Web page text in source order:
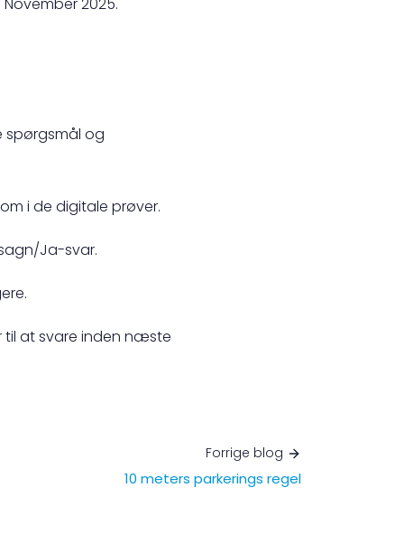
og
i de digitale prøver.
Ja-svar.
til at svare inden næste
Forrige blog
10 meters parkerings regel